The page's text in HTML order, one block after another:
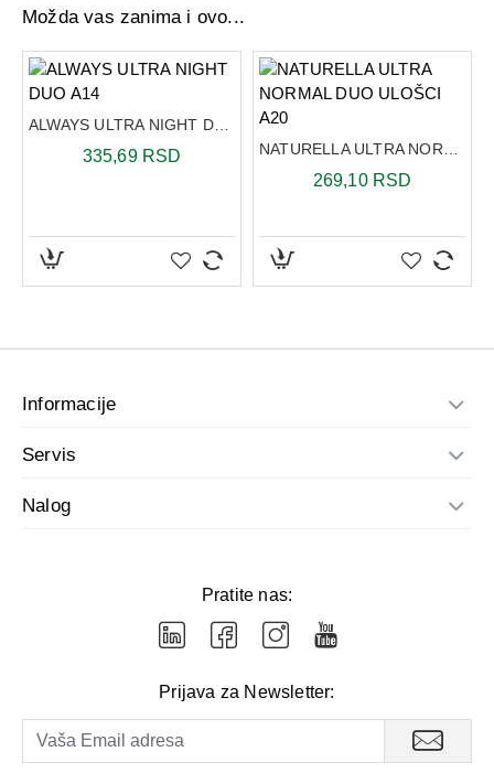
Možda vas zanima i ovo...
335,69 RSD
269,10 RSD
Informacije
Servis
Nalog
Pratite nas:
Prijava za Newsletter: